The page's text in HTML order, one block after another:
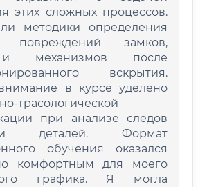
этих сложных процессов.
методики определения
повреждений замков,
механизмов после
вскрытия.
в курсе уделено
трасологической
при анализе следов
Формат
обучения оказался
комфортным для моего
графика. Я могла